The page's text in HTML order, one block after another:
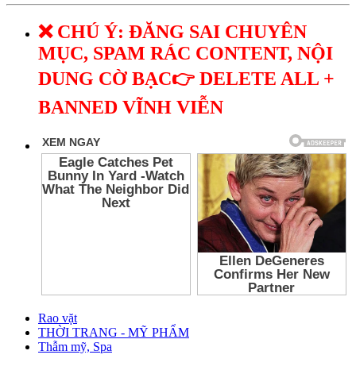
❌ CHÚ Ý: ĐĂNG SAI CHUYÊN
MỤC, SPAM RÁC CONTENT, NỘI
DUNG CỜ BẠC👉 DELETE ALL +
BANNED VĨNH VIỄN
Rao vặt
THỜI TRANG - MỸ PHẨM
Thẫm mỹ, Spa